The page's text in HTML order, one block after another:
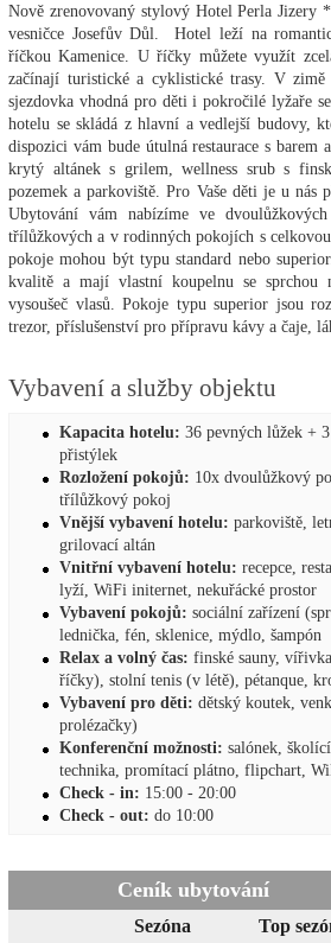
Nově zrenovovaný stylový Hotel Perla Jizery
vesničce Josefův Důl. Hotel leží na
říčkou Kamenice. U říčky můžete využít
začínají turistické a cyklistické trasy. V
sjezdovka vhodná pro děti i pokročilé lyžaře
hotelu se skládá z hlavní a vedlejší budovy,
dispozici vám bude útulná restaurace s barem
krytý altánek s grilem, wellness srub s
pozemek a parkoviště. Pro Vaše děti je u nás
Ubytování vám nabízíme ve
třílůžkových a v rodinných pokojích s
pokoje mohou být typu standard nebo
kvalitě a mají vlastní koupelnu se
vysoušeč vlasů. Pokoje typu superior jsou
trezor, příslušenství pro přípravu kávy a čaje,
Vybavení a služby objektu
Kapacita hotelu: 36 pevných lůžek +
přistýlek
Rozložení pokojů: 10x dvoulůžkový
třílůžkový pokoj
Vnější vybavení hotelu: parkoviště,
grilovací altán
Vnitřní vybavení hotelu: recepce,
lyží, WiFi initernet, nekuřácké prostor
Vybavení pokojů: sociální zařízení
lednička, fén, sklenice, mýdlo, šampón
Relax a volný čas: finské sauny,
říčky), stolní tenis (v létě), pétanque,
Vybavení pro děti: dětský koutek,
prolézačky)
Konferenční možnosti: salónek,
technika, promítací plátno, flipchart,
Check - in: 15:00 - 20:00
Check - out: do 10:00
Ceník ubytování
Sezóna Top